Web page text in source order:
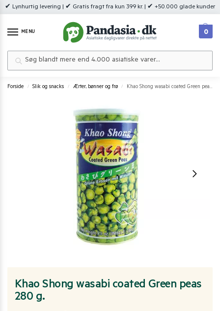
✔ Lynhurtig levering | ✔ Gratis fragt fra kun 399 kr. | ✔ +50.000 glade kunder
MENU 0
Forside / Slik og snacks / Ærter, bønner og frø / Khao Shong wasabi coated Green peas 280 g.
Khao Shong wasabi coated Green peas
280 g.